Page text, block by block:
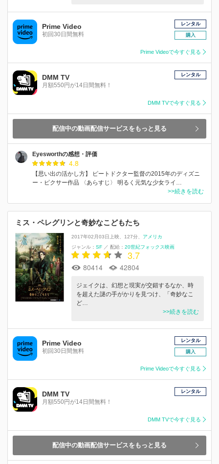
Prime Video
初回30日間無料
レンタル
購入
Prime Videoで今すぐ見る
DMM TV
月額550円が14日間無料！
レンタル
DMM TVで今すぐ見る
配信中の動画配信サービスをもっと見る
Eyesworthの感想・評価
4.8
【思い出の活かし方】 ピートドクター監督の2015年のディズニ
ー・ピクサー作品 〈あらすじ〉 明るく元気な少女ライ…
>>続きを読む
ミス・ペレグリンと奇妙なこどもたち
2017年02月03日上映 127分
アメリカ
ジャンル： SF ／ 配給： 20世紀フォックス映画
3.7
80414 42804
ジェイクは、幻想と現実が交錯するなか、時
を超えた謎の手がかりを見つけ、「奇妙なこ
ど…
>>続きを読む
Prime Video
初回30日間無料
レンタル
購入
Prime Videoで今すぐ見る
DMM TV
月額550円が14日間無料！
レンタル
DMM TVで今すぐ見る
配信中の動画配信サービスをもっと見る